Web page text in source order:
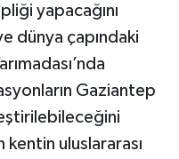
yapacağını
dünya çapındaki
Gaziantep
uluslararası